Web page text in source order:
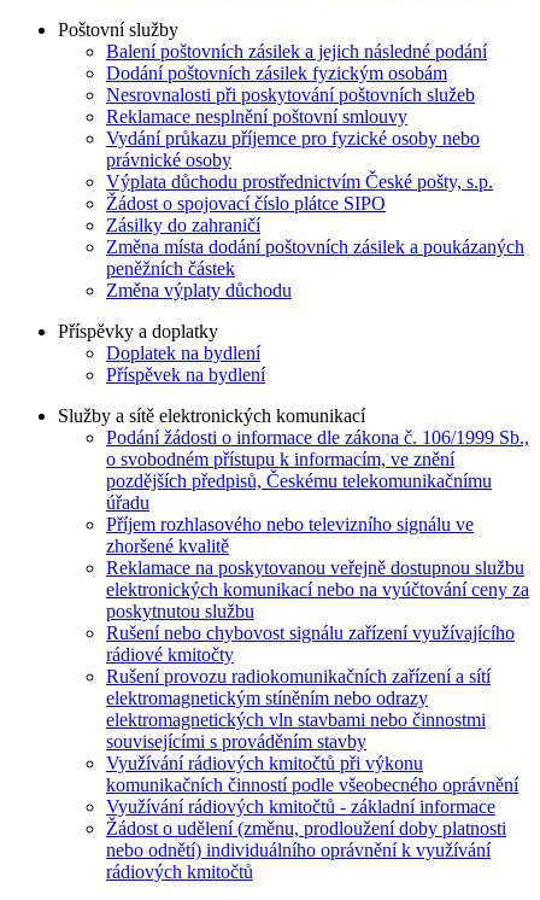
Poštovní služby
Balení poštovních zásilek a jejich následné podání
Dodání poštovních zásilek fyzickým osobám
Nesrovnalosti při poskytování poštovních služeb
Reklamace nesplnění poštovní smlouvy
Vydání průkazu příjemce pro fyzické osoby nebo
právnické osoby
Výplata důchodu prostřednictvím České pošty, s.p.
Žádost o spojovací číslo plátce SIPO
Zásilky do zahraničí
Změna místa dodání poštovních zásilek a poukázaných
peněžních částek
Změna výplaty důchodu
Příspěvky a doplatky
Doplatek na bydlení
Příspěvek na bydlení
Služby a sítě elektronických komunikací
Podání žádosti o informace dle zákona č. 106/1999 Sb.,
o svobodném přístupu k informacím, ve znění
pozdějších předpisů, Českému telekomunikačnímu
úřadu
Příjem rozhlasového nebo televizního signálu ve
zhoršené kvalitě
Reklamace na poskytovanou veřejně dostupnou službu
elektronických komunikací nebo na vyúčtování ceny za
poskytnutou službu
Rušení nebo chybovost signálu zařízení využívajícího
rádiové kmitočty
Rušení provozu radiokomunikačních zařízení a sítí
elektromagnetickým stíněním nebo odrazy
elektromagnetických vln stavbami nebo činnostmi
souvisejícími s prováděním stavby
Využívání rádiových kmitočtů při výkonu
komunikačních činností podle všeobecného oprávnění
Využívání rádiových kmitočtů - základní informace
Žádost o udělení (změnu, prodloužení doby platnosti
nebo odnětí) individuálního oprávnění k využívání
rádiových kmitočtů